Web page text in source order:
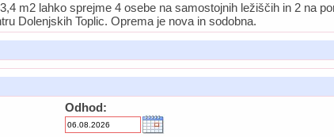
m2 lahko sprejme 4 osebe na samostojnih ležiščih in 2 na
Dolenjskih Toplic. Oprema je nova in sodobna.
Odhod: